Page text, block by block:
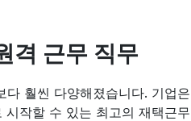
격 근무 직무
훨씬 다양해졌습니다. 기업
작할 수 있는 최고의 재택근